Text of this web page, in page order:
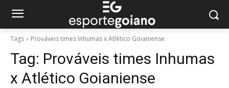
Tags Prováveis times Inhumas x Atlético Goianiense
Tag: Prováveis times Inhumas
x Atlético Goianiense